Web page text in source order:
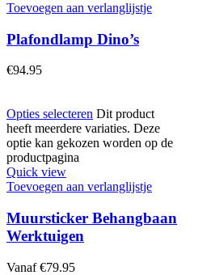
Toevoegen aan verlanglijstje
Plafondlamp Dino’s
€94.95
Opties selecteren Dit product
heeft meerdere variaties. Deze
optie kan gekozen worden op de
productpagina
Quick view
Toevoegen aan verlanglijstje
Muursticker Behangbaan
Werktuigen
Vanaf €79.95